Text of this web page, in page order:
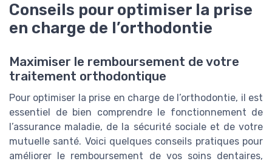
Conseils pour optimiser la prise
en charge de l’orthodontie
Maximiser le remboursement de votre
traitement orthodontique
Pour optimiser la prise en charge de l’orthodontie, il est
essentiel de bien comprendre le fonctionnement de
l’assurance maladie, de la sécurité sociale et de votre
mutuelle santé. Voici quelques conseils pratiques pour
améliorer le remboursement de vos soins dentaires,